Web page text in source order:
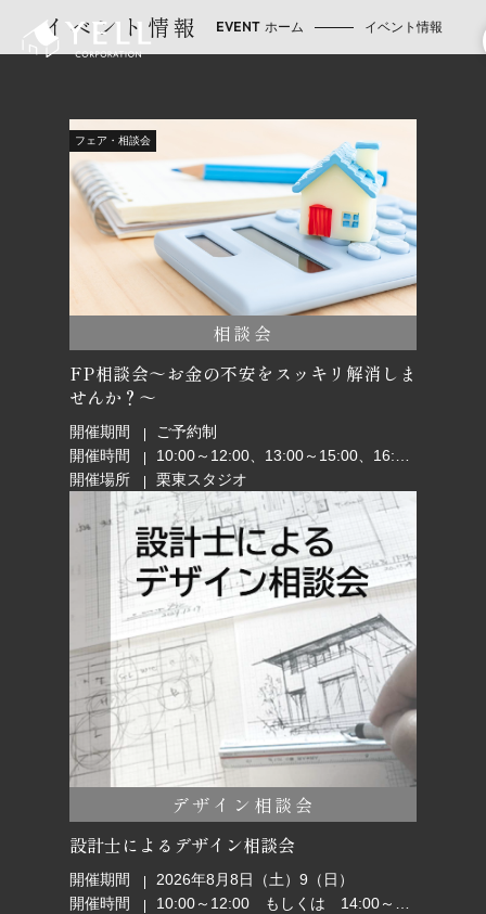
イベント情報 ホーム イベント情報
フェア・相談会
相談会
FP相談会～お金の不安をスッキリ解消しま
せんか？～
開催期間
ご予約制
開催時間
10:00～12:00、13:00～15:00、16:00～18:00
開催場所
栗東スタジオ
デザイン相談会
設計士によるデザイン相談会
開催期間
2026年8月8日（土）9（日）
開催時間
10:00～12:00 もしくは 14:00～16:00